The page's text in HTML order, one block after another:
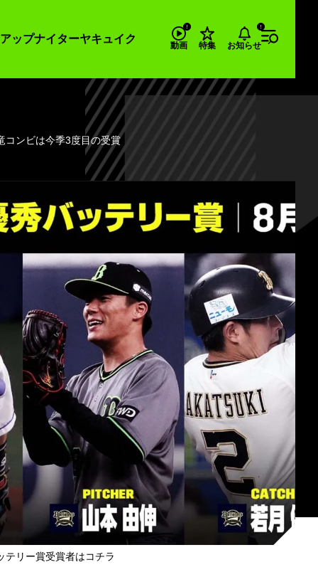
ップナイターヤキュイク
動画 特集 お知らせ
ンビは今季3度目の受賞
テリー賞受賞者はコチラ